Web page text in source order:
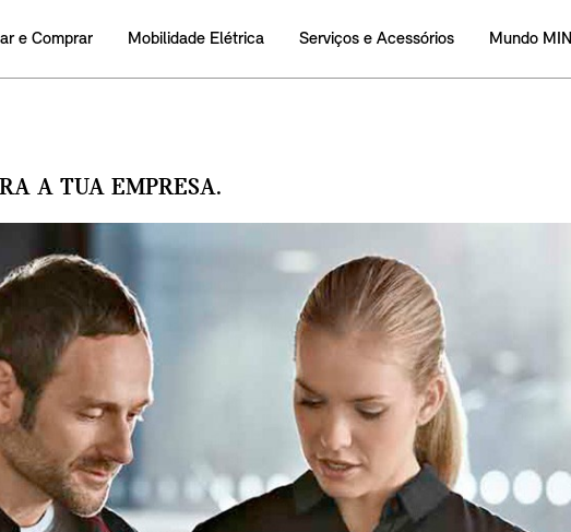
e Comprar Mobilidade Elétrica Serviços e Acessórios Mundo MINI
A TUA EMPRESA.